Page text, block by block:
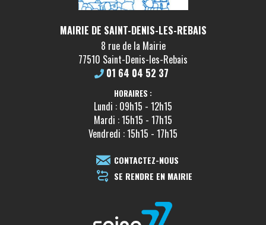
MAIRIE DE SAINT-DENIS-LES-REBAIS
8 rue de la Mairie
77510 Saint-Denis-les-Rebais
01 64 04 52 37
HORAIRES :
Lundi : 09h15 - 12h15
Mardi : 15h15 - 17h15
Vendredi : 15h15 - 17h15
CONTACTEZ-NOUS
SE RENDRE EN MAIRIE